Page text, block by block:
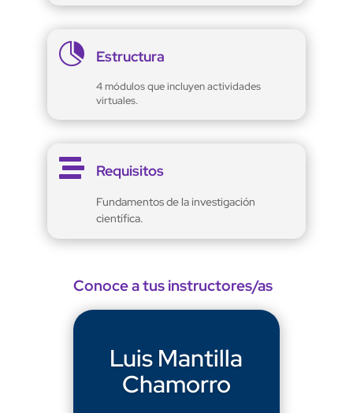
 Estructura
4 módulos que incluyen actividades
virtuales.
 Requisitos
Fundamentos de la investigación
científica.
Conoce a tus instructores/as
Luis Mantilla
Chamorro